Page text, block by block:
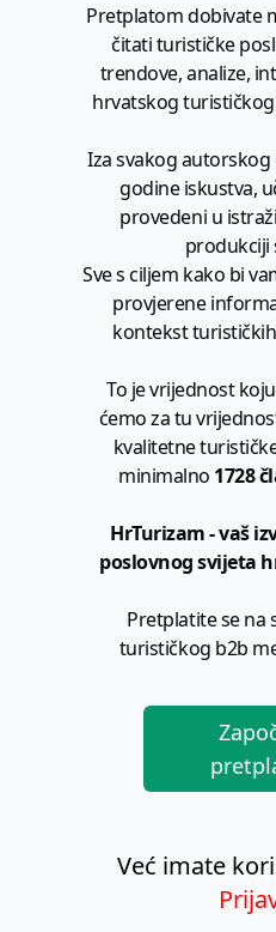
Pretplatom dobivate
čitati turističke
trendove, analize,
hrvatskog
Iza svakog
godine iskustva,
provedeni u
produkciji
Sve s ciljem kako bi
provjerene
kontekst
To je vrijednost
ćemo za tu
kvalitetne
minimalno 1728
HrTurizam - vaš
poslovnog svijeta
Pretplatite se na
turističkog b2b
Već imate